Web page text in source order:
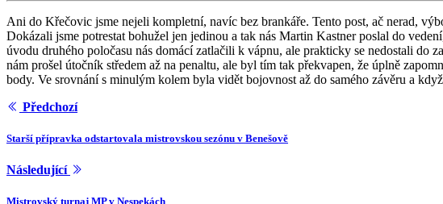
Ani do Křečovic jsme nejeli kompletní, navíc bez brankáře. Tento post, ač nerad,
Dokázali jsme potrestat bohužel jen jedinou a tak nás Martin Kastner poslal do
úvodu druhého poločasu nás domácí zatlačili k vápnu, ale prakticky se nedostali do
nám prošel útočník středem až na penaltu, ale byl tím tak překvapen, že úplně
body. Ve srovnání s minulým kolem byla vidět bojovnost až do samého závěru a
Předchozí
Starší přípravka odstartovala mistrovskou sezónu v Benešově
Následující
Mistrovský turnaj MP v Nespekách